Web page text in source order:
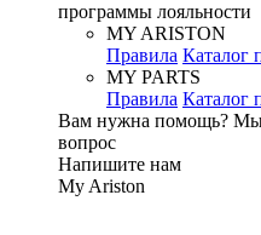
программы лояльности
MY ARISTON
Правила Каталог
MY PARTS
Правила Каталог
Вам нужна помощь? Мы
вопрос
Напишите нам
My Ariston